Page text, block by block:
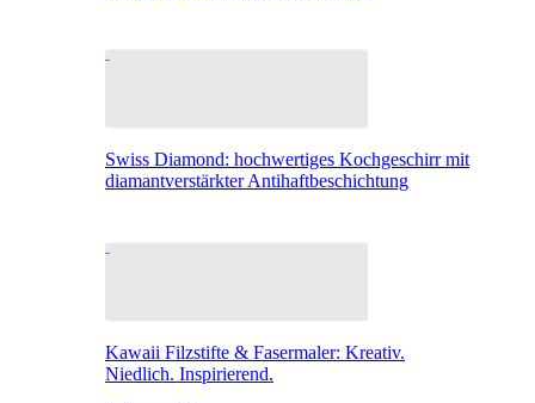
Swiss Diamond: hochwertiges Kochgeschirr mit
diamantverstärkter Antihaftbeschichtung
Kawaii Filzstifte & Fasermaler: Kreativ.
Niedlich. Inspirierend.